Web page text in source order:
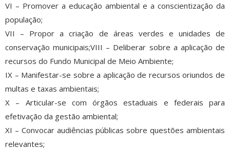
VI – Promover a educação ambiental e a conscientização da
população;
VII – Propor a criação de áreas verdes e unidades de
conservação municipais;VIII – Deliberar sobre a aplicação de
recursos do Fundo Municipal de Meio Ambiente;
IX – Manifestar-se sobre a aplicação de recursos oriundos de
multas e taxas ambientais;
X – Articular-se com órgãos estaduais e federais para
efetivação da gestão ambiental;
XI – Convocar audiências públicas sobre questões ambientais
relevantes;